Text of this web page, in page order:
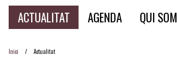
ACTUALITAT AGENDA QUI SOM
Inici Actualitat